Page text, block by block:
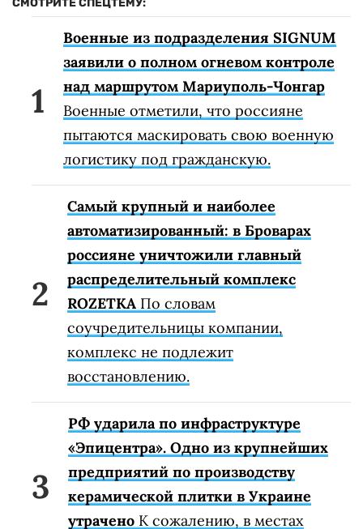
СМОТРИТЕ СПЕЦТЕМУ:
Военные из подразделения SIGNUM
заявили о полном огневом контроле
над маршрутом Мариуполь-Чонгар
Военные отметили, что россияне
пытаются маскировать свою военную
логистику под гражданскую.
Самый крупный и наиболее
автоматизированный: в Броварах
россияне уничтожили главный
распределительный комплекс
ROZETKA По словам
соучредительницы компании,
комплекс не подлежит
восстановлению.
РФ ударила по инфраструктуре
«Эпицентра». Одно из крупнейших
предприятий по производству
керамической плитки в Украине
утрачено К сожалению, в местах